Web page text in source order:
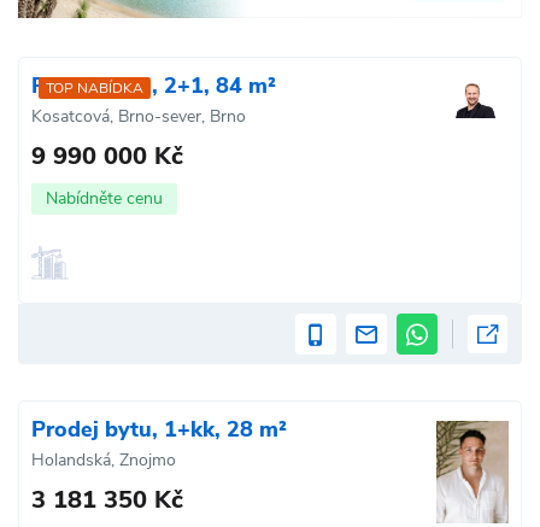
TOP NABÍDKA
Prodej bytu, 2+1, 84 m²
Kosatcová, Brno-sever, Brno
9 990 000 Kč
Nabídněte cenu
Prodej bytu, 1+kk, 28 m²
Holandská, Znojmo
3 181 350 Kč